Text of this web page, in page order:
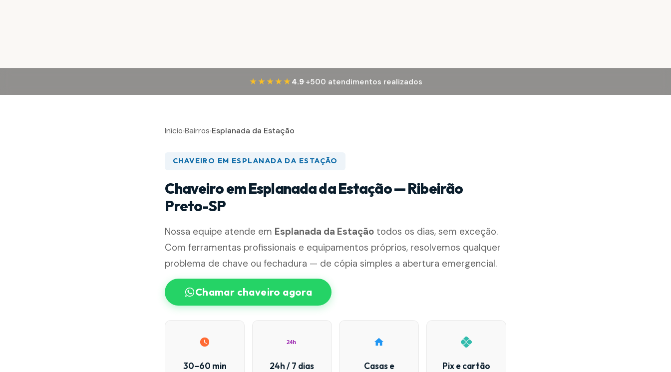
★★★★★ 4.9·+500 atendimentos realizados
Início›Bairros›Esplanada da Estação
CHAVEIRO EM ESPLANADA DA ESTAÇÃO
Chaveiro em Esplanada da Estação — Ribeirão
Preto-SP
Nossa equipe atende em Esplanada da Estação todos os dias, sem exceção.
Com ferramentas profissionais e equipamentos próprios, resolvemos qualquer
problema de chave ou fechadura — de cópia simples a abertura emergencial.
Chamar chaveiro agora
30–60 min
24h
24h / 7 dias
Casas e
Pix e cartão